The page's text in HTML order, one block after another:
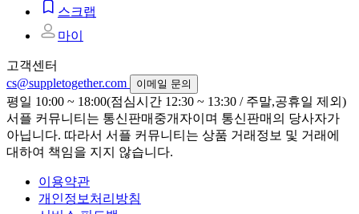
스크랩
마이
고객센터
cs@suppletogether.com
이메일 문의
평일 10:00 ~ 18:00(점심시간 12:30 ~ 13:30 / 주말,공휴일 제외)
서플 커뮤니티는 통신판매중개자이며 통신판매의 당사자가
아닙니다. 따라서 서플 커뮤니티는 상품 거래정보 및 거래에
대하여 책임을 지지 않습니다.
이용약관
개인정보처리방침